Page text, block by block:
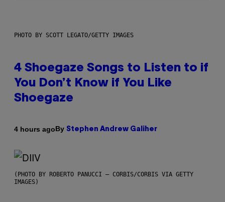
PHOTO BY SCOTT LEGATO/GETTY IMAGES
4 Shoegaze Songs to Listen to if
You Don’t Know if You Like
Shoegaze
4 hours agoBy Stephen Andrew Galiher
(PHOTO BY ROBERTO PANUCCI – CORBIS/CORBIS VIA GETTY
IMAGES)